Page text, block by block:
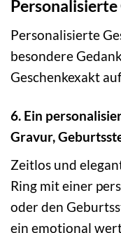
Personalisierte
Personalisierte
besondere
Geschenkexakt
6. Ein
Gravur,
Zeitlos und
Ring mit einer
oder den
ein emotional